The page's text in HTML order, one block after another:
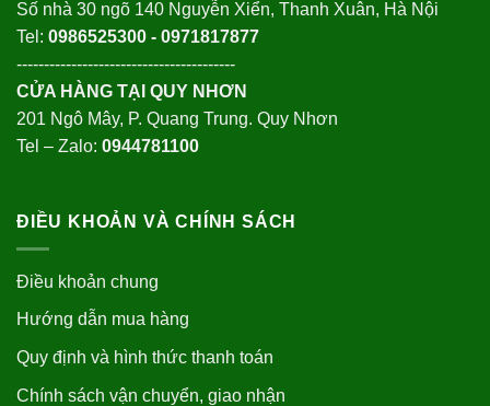
Số nhà 30 ngõ 140 Nguyễn Xiển, Thanh Xuân, Hà Nội
Tel: 0986525300 - 0971817877
----------------------------------------
CỬA HÀNG TẠI QUY NHƠN
201 Ngô Mây, P. Quang Trung. Quy Nhơn
Tel – Zalo: 0944781100
ĐIỀU KHOẢN VÀ CHÍNH SÁCH
Điều khoản chung
Hướng dẫn mua hàng
Quy định và hình thức thanh toán
Chính sách vận chuyển, giao nhận